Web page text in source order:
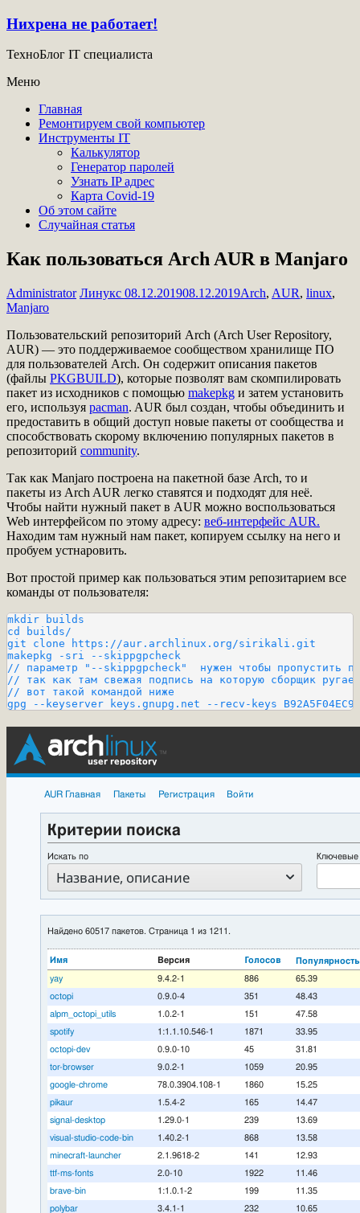
Нихрена не работает!
ТехноБлог IT специалиста
Меню
Главная
Ремонтируем свой компьютер
Инструменты IT
Калькулятор
Генератор паролей
Узнать IP адрес
Карта Covid-19
Об этом сайте
Случайная статья
Как пользоваться Arch AUR в Manjaro
Administrator Линукс 08.12.201908.12.2019Arch, AUR, linux,
Manjaro
Пользовательский репозиторий Arch (Arch User Repository,
AUR) — это поддерживаемое сообществом хранилище ПО
для пользователей Arch. Он содержит описания пакетов
(файлы PKGBUILD), которые позволят вам скомпилировать
пакет из исходников с помощью makepkg и затем установить
его, используя pacman. AUR был создан, чтобы объединить и
предоставить в общий доступ новые пакеты от сообщества и
способствовать скорому включению популярных пакетов в
репозиторий community.
Так как Manjaro построена на пакетной базе Arch, то и
пакеты из Arch AUR легко ставятся и подходят для неё.
Чтобы найти нужный пакет в AUR можно воспользоваться
Web интерфейсом по этому адресу: веб-интерфейс AUR.
Находим там нужный нам пакет, копируем ссылку на него и
пробуем устнаровить.
Вот простой пример как пользоваться этим репозитарием все
команды от пользователя:
mkdir builds
cd builds/
git clone https://aur.archlinux.org/sirikali.git
makepkg -sri --skippgpcheck
// параметр "--skippgpcheck"  нужен чтобы пропустить
// так как там свежая подпись на которую сборщик
// вот такой командой ниже
gpg --keyserver keys.gnupg.net --recv-keys